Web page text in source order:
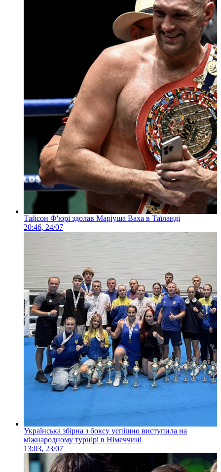
Тайсон Ф'юрі здолав Маріуша Ваха в Таїланді
20:46, 24/07
Українська збірна з боксу успішно виступила на
міжнародному турнірі в Німеччині
13:03, 23/07